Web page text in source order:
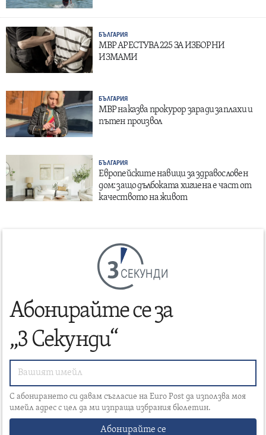
БЪЛГАРИЯ
МВР АРЕСТУВА 225 ЗА ИЗБОРНИ
ИЗМАМИ
БЪЛГАРИЯ
МВР наказва прокурор заради заплахи и
пътен произвол
БЪЛГАРИЯ
Европейските навици за здравословен
дом: защо дълбоката хигиена е част от
качеството на живот
СЕКУНДИ
Абонирайте се за
„3 Секунди“
С абонирането си давам съгласие на Euro Post да използва моя
имейл адрес с цел да ми изпраща избрания бюлетин.
Абонирайте се